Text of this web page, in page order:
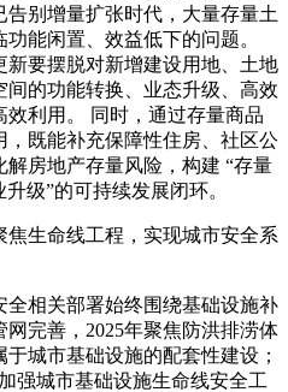
别增量扩张时代，大量存量土
能闲置、效益低下的问题。
新要摆脱对新增建设用地、土地
的功能转换、业态升级、高效
利用。 同时，通过存量商品
，既能补充保障性住房、社区公
房地产存量风险，构建 “存量
级”的可持续发展闭环。
生命线工程，实现城市安全系
相关部署始终围绕基础设施补
完善，2025年聚焦防洪排涝体
城市基础设施的配套性建设；
强城市基础设施生命线安全工